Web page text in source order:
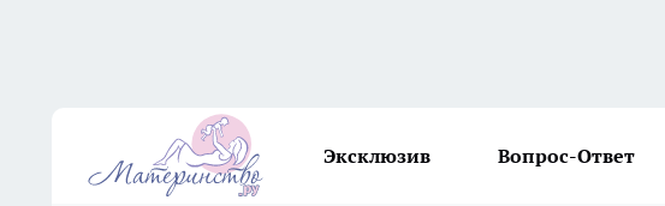
Эксклюзив Вопрос-Ответ